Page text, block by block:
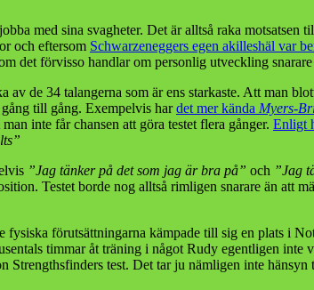
med sina svagheter. Det är alltså raka motsatsen
och eftersom Schwarzeneggers egen akilleshäl var
det förvisso handlar om personlig utveckling
de 34 talangerna som är ens starkaste. Att man
till gång. Exempelvis hardet mer kända Myers-
inte får chansen att göra testet flera gånger. Enligt
”Jag tänker på det som jag är bra på” och ”Jag
Testet borde nog alltså rimligen snarare än att
fysiska förutsättningarna kämpade till sig en plats i
timmar åt träning i något Rudy egentligen inte
test. Det tar ju nämligen inte